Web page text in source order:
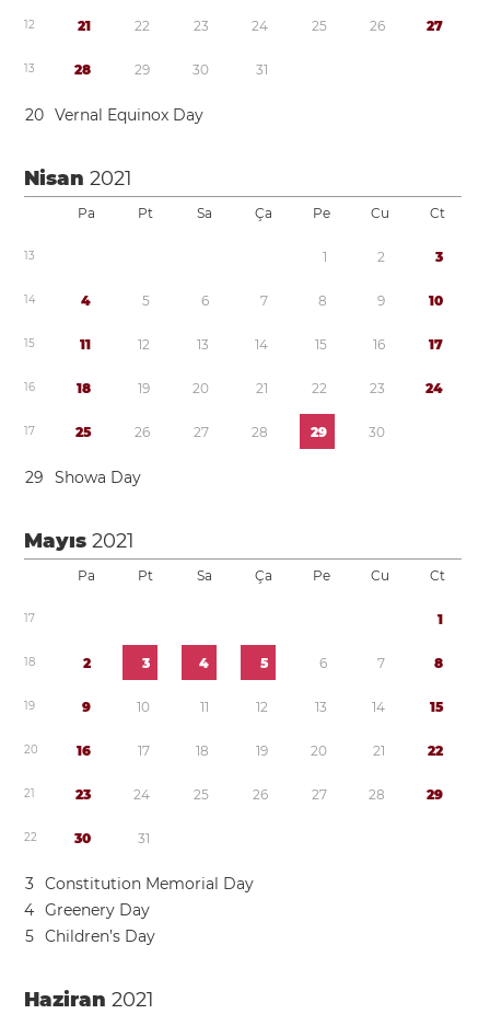
12 21 22 23 24 25 26 27
13 28 29 30 31
20 Vernal Equinox Day
Nisan2021
Pa Pt Sa Ça Pe Cu Ct
13 1 2 3
14 4 5 6 7 8 9 10
15 11 12 13 14 15 16 17
16 18 19 20 21 22 23 24
17 25 26 27 28 29 30
29 Showa Day
Mayıs2021
Pa Pt Sa Ça Pe Cu Ct
17 1
18 2 3 4 5 6 7 8
19 9 10 11 12 13 14 15
20 16 17 18 19 20 21 22
21 23 24 25 26 27 28 29
22 30 31
3 Constitution Memorial Day
4 Greenery Day
5 Children’s Day
Haziran2021